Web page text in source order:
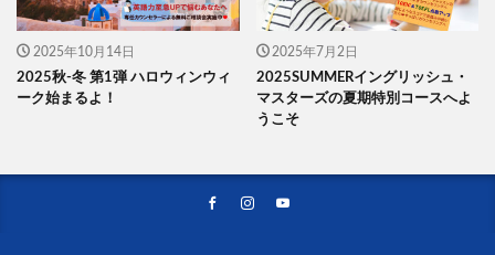
2025年10月14日
2025秋-冬 第1弾 ハロウィンウィ
ーク始まるよ！
2025年7月2日
2025SUMMERイングリッシュ・
マスターズの夏期特別コースへよ
うこそ